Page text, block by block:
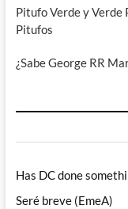
Pitufo Verde y Verde
Pitufos
¿Sabe George RR
Has DC done
Seré breve (EmeA)